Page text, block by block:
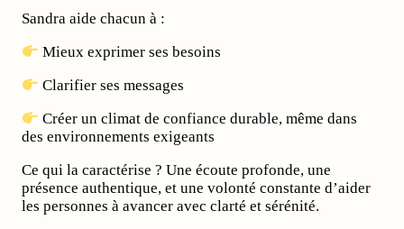
Sandra aide chacun à :
Mieux exprimer ses besoins
Clarifier ses messages
Créer un climat de confiance durable, même dans
des environnements exigeants
Ce qui la caractérise ? Une écoute profonde, une
présence authentique, et une volonté constante d’aider
les personnes à avancer avec clarté et sérénité.